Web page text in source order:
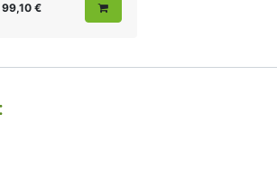
99,10€